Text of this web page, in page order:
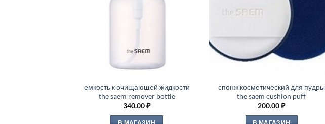
емкость к очищающей жидкости
the saem remover bottle
340.00₽
спонж косметический для пудры
the saem cushion puff
200.00₽